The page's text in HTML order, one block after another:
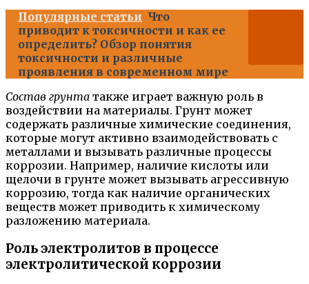
Популярные статьи Что
приводит к токсичности и как ее
определить? Обзор понятия
токсичности и различные
проявления в современном мире
Состав грунта также играет важную роль в
воздействии на материалы. Грунт может
содержать различные химические соединения,
которые могут активно взаимодействовать с
металлами и вызывать различные процессы
коррозии. Например, наличие кислоты или
щелочи в грунте может вызывать агрессивную
коррозию, тогда как наличие органических
веществ может приводить к химическому
разложению материала.
Роль электролитов в процессе
электролитической коррозии